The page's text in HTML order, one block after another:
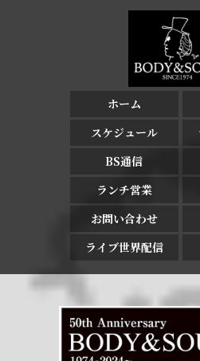
ホーム
スケジュール
BS通信
ランチ営業
お問い合わせ
ライブ世界配信